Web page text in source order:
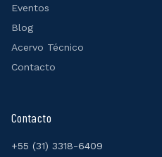
Eventos
Blog
Acervo Técnico
Contacto
Contacto
+55 (31) 3318-6409